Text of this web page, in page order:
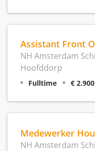
Assistant Front
NH Amsterdam
Hoofddorp
Fulltime €
Medewerker
NH Amsterdam